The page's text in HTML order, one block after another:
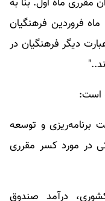
فروردین فرهنگیان
دیگر فرهنگیان در
است:
برنامه‌ریزی و توسعه
در مورد کسر مقرری
کشوری، درآمد صندوق